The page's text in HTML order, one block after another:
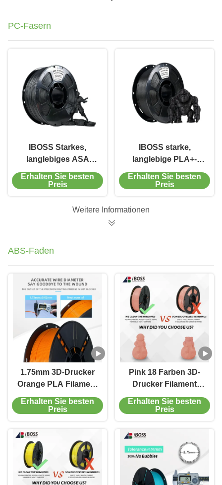
PC-Fasern
IBOSS Starkes,
langlebiges ASA
Schwarz Carbonfaser
3D-Drucker Filament
Erhalten Sie besten
Preis
IBOSS starke,
langlebige PLA+-
Kohlenstofffaser 3D-
Druckerfilament 1,75
Filament
Erhalten Sie besten
Preis
Weitere Informationen
ABS-Faden
1.75mm 3D-Drucker
Orange PLA Filament
mit starker Robustheit
und Formtechnologie
Erhalten Sie besten
Preis
Pink 18 Farben 3D-
Drucker Filament
ABS
Formierungstechnologie
Erhalten Sie besten
Preis